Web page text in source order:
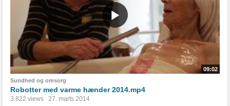
09:02
Sundhed og omsorg
Robotter med varme hænder 2014.mp4
3.822 views 27. marts 2014